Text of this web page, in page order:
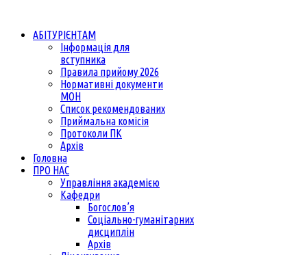
АБІТУРІЄНТАМ
Інформація для
вступника
Правила прийому 2026
Нормативні документи
МОН
Список рекомендованих
Приймальна комісія
Протоколи ПК
Архів
Головна
ПРО НАС
Управління академією
Кафедри
Богослов’я
Соціально-гуманітарних
дисциплін
Архів